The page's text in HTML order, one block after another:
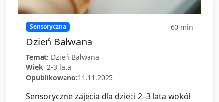
Sensoryczna 60 min
Dzień Bałwana
Temat: Dzień Bałwana
Wiek: 2-3 lata
Opublikowano:11.11.2025
Sensoryczne zajęcia dla dzieci 2–3 lata wokół